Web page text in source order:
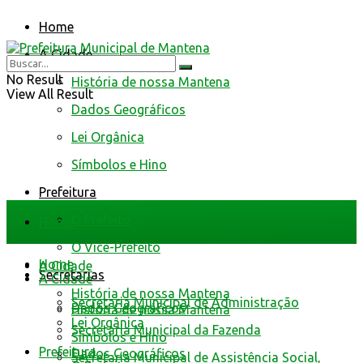
Home
A Cidade
História de nossa Mantena
Dados Geográficos
Lei Orgânica
Símbolos e Hino
Prefeitura
O Vice-Prefeito
Secretarias
Secretaria Municipal de Administração
Secretaria Municipal da Fazenda
Secretaria Municipal de Assistência Social,
No Result
View All Result
Home
A Cidade
História de nossa Mantena
Dados Geográficos
Home
A Cidade
História de nossa Mantena
Dados Geográficos
Lei Orgânica
Símbolos e Hino
Prefeitura